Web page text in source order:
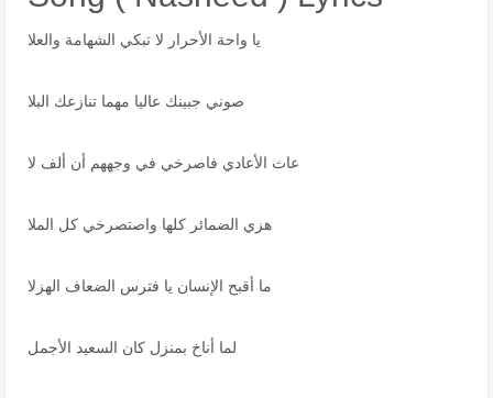
يا واحة الأحرار لا تبكي الشهامة والعلا
صوني جبينك عاليا مهما تنازعك البلا
عاث الأعادي فاصرخي في وجههم أن ألف لا
هزي الضمائر كلها واصتصرخي كل الملا
ما أقبح الإنسان يا فترس الضعاف الهزلا
لما أناخ بمنزل كان السعيد الأجمل